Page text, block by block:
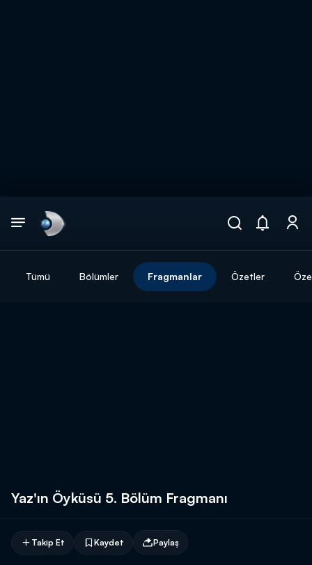
Tümü Bölümler Fragmanlar Özetler
Yaz'ın Öyküsü 5. Bölüm Fragmanı
Takip Et Kaydet Paylaş